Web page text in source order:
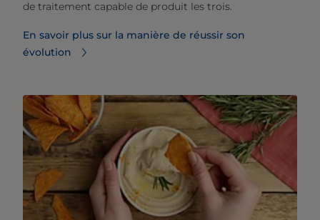
de traitement capable de produit les trois.
En savoir plus sur la manière de réussir son
évolution